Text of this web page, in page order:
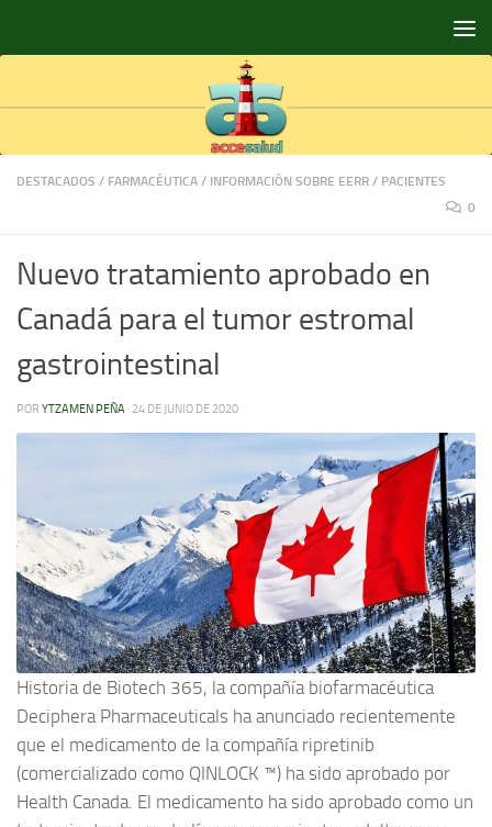
DESTACADOS / FARMACÉUTICA / INFORMACIÓN SOBRE EERR / PACIENTES
0
Nuevo tratamiento aprobado en
Canadá para el tumor estromal
gastrointestinal
POR YTZAMEN PEÑA · 24 DE JUNIO DE 2020
Historia de Biotech 365, la compañía biofarmacéutica
Deciphera Pharmaceuticals ha anunciado recientemente
que el medicamento de la compañía ripretinib
(comercializado como QINLOCK ™) ha sido aprobado por
Health Canada. El medicamento ha sido aprobado como un